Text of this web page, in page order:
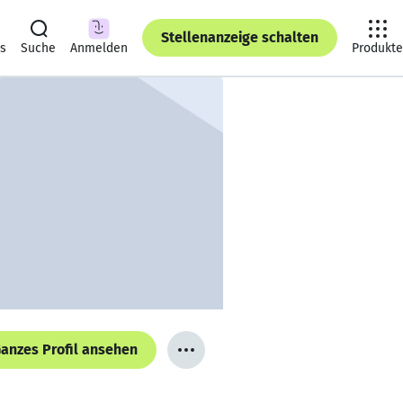
Suche Anmelden
Stellenanzeige schalten
Produkte
Profil ansehen